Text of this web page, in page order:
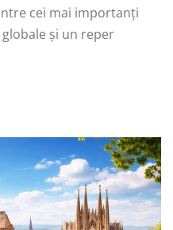
cei mai importanți
și un reper